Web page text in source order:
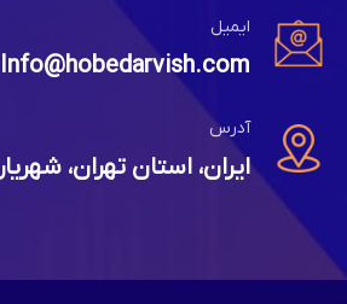
ایمیل
Info@hobedarvish.com
آدرس
ایران، استان تهران، شهریار